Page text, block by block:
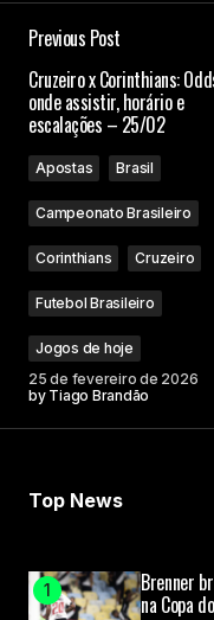
Previous Post
Cruzeiro x Corinthians:
onde assistir, horário e
escalações – 25/02
Apostas Brasil
Campeonato Brasileiro
Corinthians Cruzeiro
Futebol Brasileiro
Jogos de hoje
25 de fevereiro de 2026
by Tiago Brandão
Top News
Brenner
na Copa